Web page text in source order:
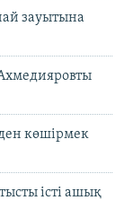
зауытына
көшірмек
істі ашық